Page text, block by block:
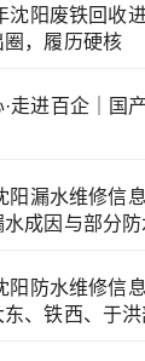
沈阳废铁回收
圈，履历硬核
走进百企｜国
阳漏水维修信
水成因与部分
阳防水维修信
东、铁西、于